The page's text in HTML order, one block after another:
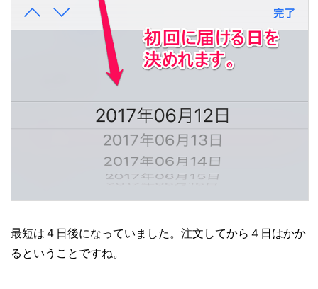
最短は４日後になっていました。注文してから４日はかか
るということですね。